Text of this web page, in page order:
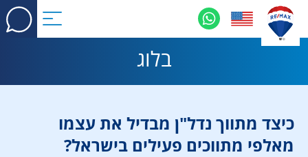
בלוג
כיצד מתווך נדל"ן מבדיל את עצמו
מאלפי מתווכים פעילים בישראל?